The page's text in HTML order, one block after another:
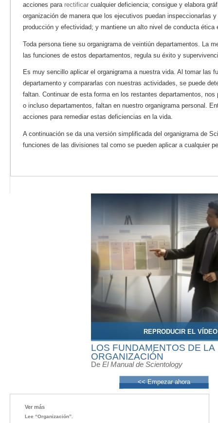
REPRODUCIR EL VÍDEO
LOS FUNDAMENTOS DE LA
ORGANIZACIÓN
De El Manual de Scientology
<< Empezar ahora
acciones para rectificar cualquier deficiencia; consigue y elabora
organización de manera que los ejecutivos puedan inspeccionarlas
producción y efectividad; y mantiene un alto nivel de conducta ética
Toda persona tiene su organigrama de veintiún departamentos. La
las funciones de estos departamentos, regula su éxito y
Es muy sencillo aplicar el organigrama a nuestra vida. Al tomar las
departamento y compararlas con nuestras actividades, se puede
faltan. Continuar de esta forma en los restantes departamentos,
o incluso departamentos, faltan en nuestro organigrama personal.
acciones para remediar estas deficiencias en la vida.
A continuación se da una versión simplificada del organigrama de
funciones de las divisiones tal como se pueden aplicar a cualquier
Ver más
Lee “Organización”.